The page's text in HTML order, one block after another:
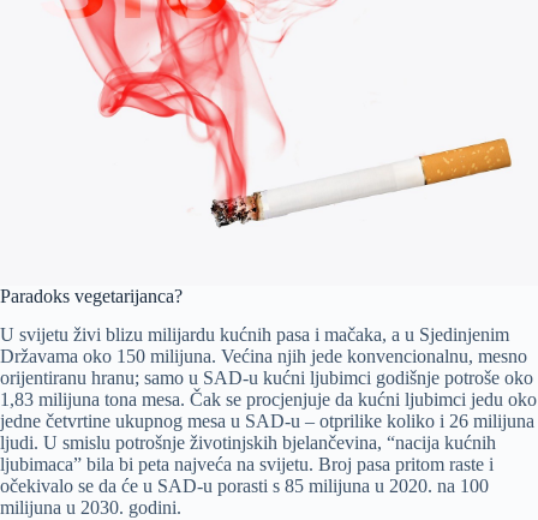
Paradoks vegetarijanca?
U svijetu živi blizu milijardu kućnih pasa i mačaka, a u Sjedinjenim
Državama oko 150 milijuna. Većina njih jede konvencionalnu, mesno
orijentiranu hranu; samo u SAD-u kućni ljubimci godišnje potroše oko
1,83 milijuna tona mesa. Čak se procjenjuje da kućni ljubimci jedu oko
jedne četvrtine ukupnog mesa u SAD-u – otprilike koliko i 26 milijuna
ljudi. U smislu potrošnje životinjskih bjelančevina, “nacija kućnih
ljubimaca” bila bi peta najveća na svijetu. Broj pasa pritom raste i
očekivalo se da će u SAD-u porasti s 85 milijuna u 2020. na 100
milijuna u 2030. godini.